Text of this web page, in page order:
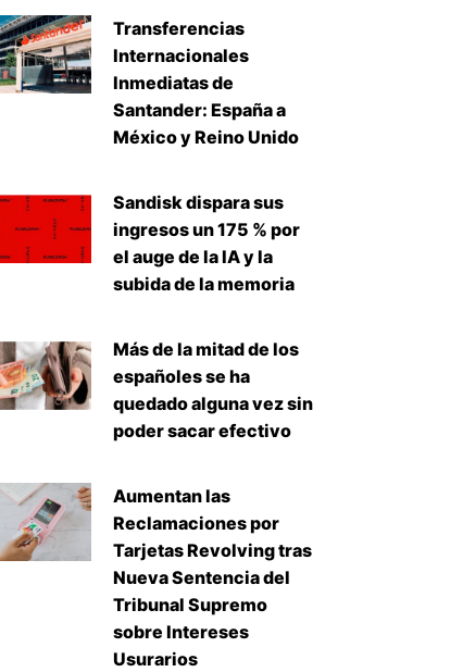
Transferencias
Internacionales
Inmediatas de
Santander: España a
México y Reino Unido
Sandisk dispara sus
ingresos un 175 % por
el auge de la IA y la
subida de la memoria
Más de la mitad de los
españoles se ha
quedado alguna vez sin
poder sacar efectivo
Aumentan las
Reclamaciones por
Tarjetas Revolving tras
Nueva Sentencia del
Tribunal Supremo
sobre Intereses
Usurarios